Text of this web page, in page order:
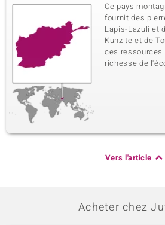
Ce pays
fournit des
Lapis-Lazuli et
Kunzite et de
ces ressources
richesse de
Vers l'article
Acheter chez